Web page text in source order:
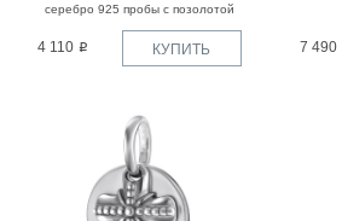
серебро 925 пробы с позолотой
4 110 КУПИТЬ 7 490